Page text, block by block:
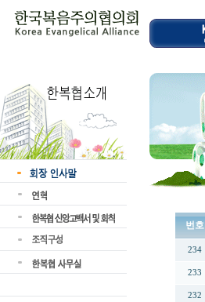
번호
234
233
232